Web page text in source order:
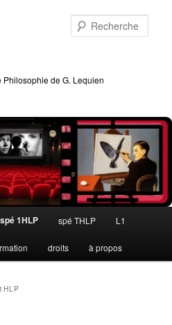
de G. Lequien
spé 1HLP spé THLP L1
droits à propos
1HLP